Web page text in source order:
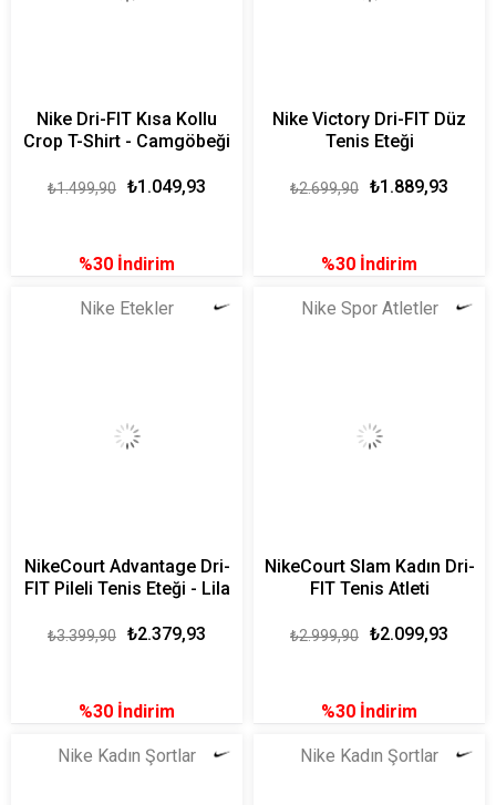
Nike Dri-FIT Kısa Kollu
Crop T-Shirt - Camgöbeği
₺1.049,93
₺1.499,90
%30 İndirim
Nike Victory Dri-FIT Düz
Tenis Eteği
₺1.889,93
₺2.699,90
%30 İndirim
Nike Etekler
NikeCourt Advantage Dri-
FIT Pileli Tenis Eteği - Lila
₺2.379,93
₺3.399,90
%30 İndirim
Nike Spor Atletler
NikeCourt Slam Kadın Dri-
FIT Tenis Atleti
₺2.099,93
₺2.999,90
%30 İndirim
Nike Kadın Şortlar Nike Kadın Şortlar